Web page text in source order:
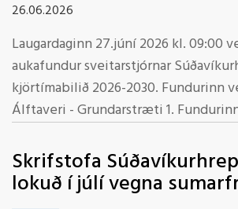
26.06.2026
Laugardaginn 27.júní 2026 kl. 09:00
aukafundur sveitarstjórnar
kjörtímabilið 2026-2030. Fundurinn
Álftaveri - Grundarstræti 1.
Skrifstofa
lokuð í júlí vegna